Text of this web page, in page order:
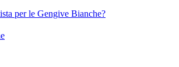
per le Gengive Bianche?